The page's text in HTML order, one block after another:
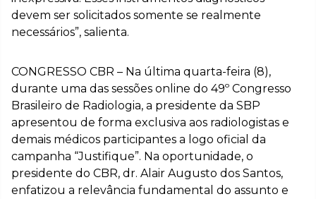
devem ser solicitados somente se realmente
necessários”, salienta.
CONGRESSO CBR – Na última quarta-feira (8),
durante uma das sessões online do 49º Congresso
Brasileiro de Radiologia, a presidente da SBP
apresentou de forma exclusiva aos radiologistas e
demais médicos participantes a logo oficial da
campanha “Justifique”. Na oportunidade, o
presidente do CBR, dr. Alair Augusto dos Santos,
enfatizou a relevância fundamental do assunto e